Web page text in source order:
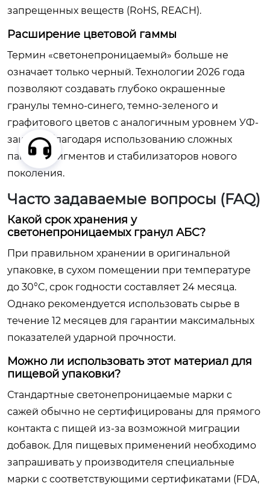
запрещенных веществ (RoHS, REACH).
Расширение цветовой гаммы
Термин «светонепроницаемый» больше не
означает только черный. Технологии 2026 года
позволяют создавать глубоко окрашенные
гранулы темно-синего, темно-зеленого и
графитового цветов с аналогичным уровнем УФ-
защиты благодаря использованию сложных
пакетов пигментов и стабилизаторов нового
поколения.
Часто задаваемые вопросы (FAQ)
Какой срок хранения у
светонепроницаемых гранул АБС?
При правильном хранении в оригинальной
упаковке, в сухом помещении при температуре
до 30°C, срок годности составляет 24 месяца.
Однако рекомендуется использовать сырье в
течение 12 месяцев для гарантии максимальных
показателей ударной прочности.
Можно ли использовать этот материал для
пищевой упаковки?
Стандартные светонепроницаемые марки с
сажей обычно не сертифицированы для прямого
контакта с пищей из-за возможной миграции
добавок. Для пищевых применений необходимо
запрашивать у производителя специальные
марки с соответствующими сертификатами (FDA,